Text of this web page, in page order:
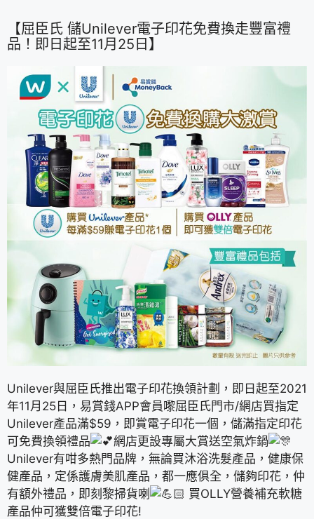
【屈臣氏 儲Unilever電子印花免費換走豐富禮
品！即日起至11月25日】
Unilever與屈臣氏推出電子印花換領計劃，即日起至2021
年11月25日，易賞錢APP會員嚟屈臣氏門市/網店買指定
Unilever產品滿$59，即賞電子印花一個，儲滿指定印花
可免費換領禮品
網店更設專屬大賞送空氣炸鍋
Unilever有咁多熱門品牌，無論買沐浴洗髮產品，健康保
健產品，定係護膚美肌產品，都一應俱全，儲夠印花，仲
有額外禮品，即刻黎掃貨喇
買OLLY營養補充軟糖
產品仲可獲雙倍電子印花!